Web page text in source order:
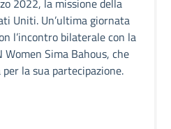
2022, la missione della
Uniti. Un’ultima giornata
l’incontro bilaterale con la
Sima Bahous, che
la sua partecipazione.